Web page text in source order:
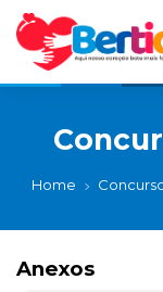
Home
Anexos